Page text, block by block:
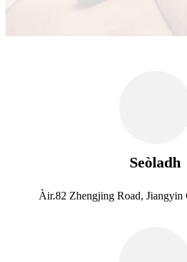
Seòladh
Àir.82 Zhengjing Road, Jiangyin